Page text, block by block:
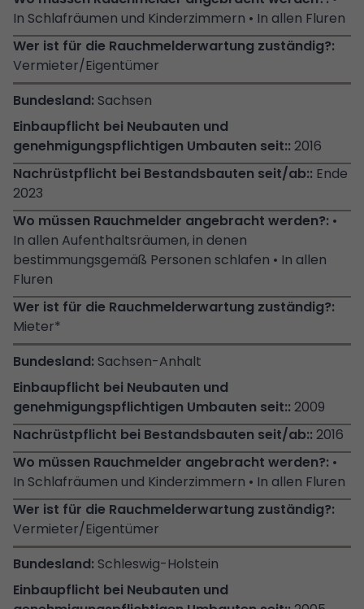
In Schlafräumen und Kinderzimmern • In allen Fluren
Vermieter/Eigentümer
Sachsen
2016
Ende
2023
•
In allen Aufenthaltsräumen, in denen
bestimmungsgemäß Personen schlafen • In allen
Fluren
Mieter*
Sachsen-Anhalt
2009
2016
•
In Schlafräumen und Kinderzimmern • In allen Fluren
Vermieter/Eigentümer
Schleswig-Holstein